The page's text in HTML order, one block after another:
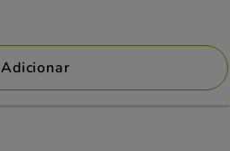
Adicionar